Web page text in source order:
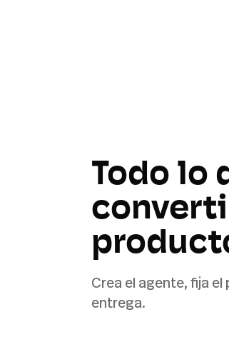
Todo lo
Crea el agente, fija
entrega.